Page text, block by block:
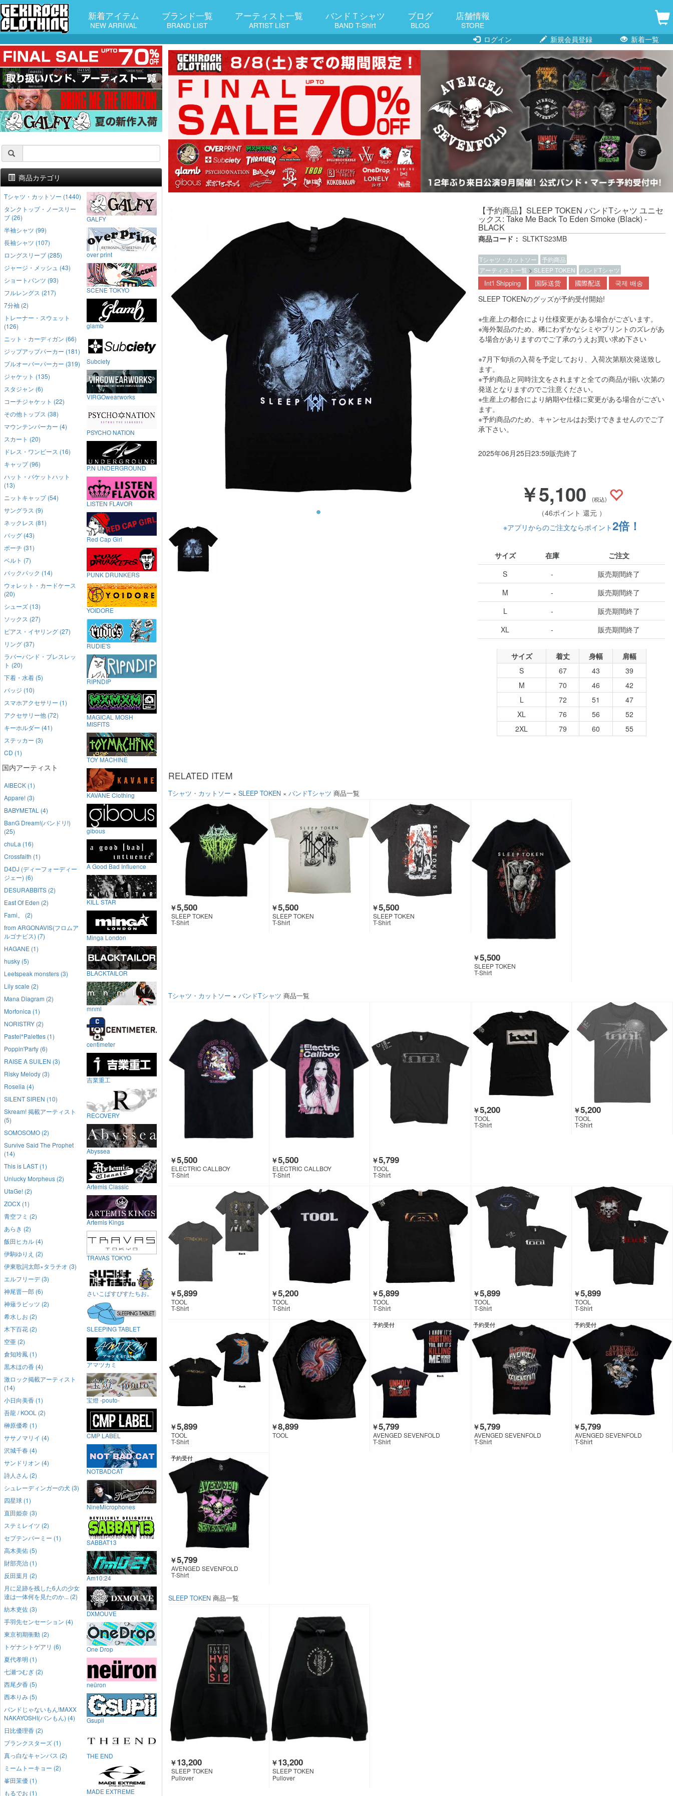
新着アイテム
NEW ARRIVAL
ブランド一覧
BRAND LIST
アーティスト一覧
ARTIST LIST
バンドＴシャツ
BAND T-Shirt
ブログ
BLOG
店舗情報
STORE
ログイン
新規会員登録 新着一覧
【予約商品】SLEEP TOKEN バンドTシャツ ユニセ
ックス: Take Me Back To Eden Smoke (Black) -
BLACK
商品コード： SLTKTS23MB
Tシャツ・カットソー
予約商品
アーティスト一覧 > SLEEP TOKEN バンドTシャツ
Int'l Shipping 国际送货 國際配送 국제 배송
SLEEP TOKENのグッズが予約受付開始!
※生産上の都合により仕様変更がある場合がございます。
※海外製品のため、稀にわずかなシミやプリントのズレがあ
る場合がありますのでご了承のうえお買い求め下さい
※7月下旬頃の入荷を予定しており、入荷次第順次発送致し
ます。
※予約商品と同時注文をされますと全ての商品が揃い次第の
発送となりますのでご注意ください。
※生産上の都合により納期や仕様に変更がある場合がござい
ます。
※予約商品のため、キャンセルはお受けできませんのでご了
承下さい。
2025年06月25日23:59販売終了
￥5,100 (税込)
（46ポイント 還元 ）
※アプリからのご注文ならポイント2倍！
サイズ 在庫
ご注文
S
-
販売期間終了
M
-
販売期間終了
L
-
販売期間終了
XL
- 販売期間終了
サイズ 着丈 身幅
肩幅
S
67 43
39
M
70 46
42
L
72 51
47
XL
76 56
52
2XL
79 60 55
RELATED ITEM
Tシャツ・カットソー × SLEEP TOKEN × バンドTシャツ 商品一覧
￥5,500
SLEEP TOKEN
T-Shirt
￥5,500
SLEEP TOKEN
T-Shirt
￥5,500
SLEEP TOKEN
T-Shirt
￥5,500
SLEEP TOKEN
T-Shirt
Tシャツ・カットソー × バンドTシャツ 商品一覧
￥5,500
ELECTRIC CALLBOY
T-Shirt
￥5,500
ELECTRIC CALLBOY
T-Shirt
￥5,799
TOOL
T-Shirt
￥5,200
TOOL
T-Shirt
￥5,200
TOOL
T-Shirt
￥5,899
TOOL
T-Shirt
￥5,200
TOOL
T-Shirt
￥5,899
TOOL
T-Shirt
￥5,899
TOOL
T-Shirt
￥5,899
TOOL
T-Shirt
￥5,899
TOOL
T-Shirt
￥8,899
TOOL
予約受付
￥5,799
AVENGED SEVENFOLD
T-Shirt
予約受付
￥5,799
AVENGED SEVENFOLD
T-Shirt
予約受付
￥5,799
AVENGED SEVENFOLD
T-Shirt
予約受付
￥5,799
AVENGED SEVENFOLD
T-Shirt
SLEEP TOKEN 商品一覧
￥13,200
SLEEP TOKEN
Pullover
￥13,200
SLEEP TOKEN
Pullover
商品カテゴリ
Tシャツ・カットソー (1440)
タンクトップ・ノースリー
ブ (26)
半袖シャツ (99)
長袖シャツ (107)
ロングスリーブ (285)
ジャージ・メッシュ (43)
ショートパンツ (93)
フルレングス (217)
7分袖 (2)
トレーナー・スウェット
(126)
ニット・カーディガン (66)
ジップアップパーカー (181)
プルオーバーパーカー (319)
ジャケット (135)
スタジャン (6)
コーチジャケット (22)
その他トップス (38)
マウンテンパーカー (4)
スカート (20)
ドレス・ワンピース (16)
キャップ (96)
ハット・バケットハット
(13)
ニットキャップ (54)
サングラス (9)
ネックレス (81)
バッグ (43)
ポーチ (31)
ベルト (7)
バックパック (14)
ウォレット・カードケース
(20)
シューズ (13)
ソックス (27)
ピアス・イヤリング (27)
リング (37)
ラバーバンド・ブレスレッ
ト (20)
下着・水着 (5)
バッジ (10)
スマホアクセサリー (1)
アクセサリー他 (72)
キーホルダー (41)
ステッカー (3)
CD (1)
国内アーティスト
AIBECK (1)
Appare! (3)
BABYMETAL (4)
BanG Dream!(バンドリ!)
(25)
chuLa (16)
Crossfaith (1)
D4DJ (ディーフォーディー
ジェー) (6)
DESURABBITS (2)
East Of Eden (2)
Fami。 (2)
from ARGONAVIS(フロムア
ルゴナビス) (7)
HAGANE (1)
husky (5)
Leetspeak monsters (3)
Lily scale (2)
Mana Diagram (2)
Morfonica (1)
NORISTRY (2)
Pastel*Palettes (1)
Poppin'Party (6)
RAISE A SUILEN (3)
Risky Melody (3)
Roselia (4)
SILENT SIREN (10)
Skream! 掲載アーティスト
(5)
SOMOSOMO (2)
Survive Said The Prophet
(14)
This is LAST (1)
Unlucky Morpheus (2)
UtaGe! (2)
ZOCX (1)
青空フミ (2)
あらき (2)
飯田ヒカル (4)
伊駒ゆりえ (2)
伊東歌詞太郎×タラチオ (3)
エルフリーデ (3)
神尾晋一郎 (6)
神薙ラビッツ (2)
希水しお (2)
木下百花 (2)
空亜 (2)
倉知玲鳳 (1)
黒木ほの香 (4)
激ロック掲載アーティスト
(14)
小日向美香 (1)
吾龍 / KOOL (2)
榊原優希 (1)
ササノマリイ (4)
沢城千春 (4)
サンドリオン (4)
詩人さん (2)
シュレーディンガーの犬 (3)
四星球 (1)
直田姫奈 (3)
ステミレイツ (2)
セプテンバーミー (1)
高木美佑 (5)
財部亮治 (1)
反田葉月 (2)
月に足跡を残した6人の少女
達は一体何を見たのか... (2)
紡木吏佐 (3)
手羽先センセーション (4)
東京初期衝動 (2)
トゲナシトゲアリ (6)
夏代孝明 (1)
七瀬つむぎ (2)
西尾夕香 (5)
西本りみ (5)
バンドじゃないもん!MAXX
NAKAYOSHI(バンもん) (4)
日比優理香 (2)
プランクスターズ (1)
真っ白なキャンバス (2)
ミームトーキョー (2)
峯田茉優 (1)
もるでお (1)
GALFY
over print
SCENE TOKYO
glamb
Subciety
VIRGOwearworks
PSYCHO NATION
P.N UNDERGROUND
LISTEN FLAVOR
Red Cap Girl
PUNK DRUNKERS
YOIDORE
RUDIE'S
RIPNDIP
MAGICAL MOSH
MISFITS
TOY MACHINE
KAVANE Clothing
gibous
A Good Bad Influence
KILL STAR
Minga London
BLACKTAILOR
mnml
centimeter
吉業重工
RECOVERY
Abyssea
Artemis Classic
Artemis Kings
TRAVAS TOKYO
さいこぱすぴすたちお。
SLEEPING TABLET
アマツカミ
宝燈 -pouto-
CMP LABEL
NOTBADCAT
NineMicrophones
SABBAT13
Am10:24
DXMOUVE
One Drop
neüron
Gsupii
THE END
MADE EXTREME